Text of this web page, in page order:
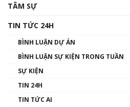
TÂM SỰ
TIN TỨC 24H
BÌNH LUẬN DỰ ÁN
BÌNH LUẬN SỰ KIỆN TRONG TUẦN
SỰ KIỆN
TIN 24H
TIN TỨC AI